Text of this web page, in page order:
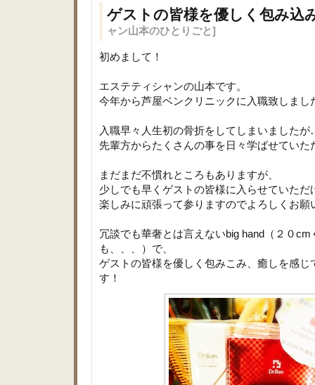
ゲストの皆様を優しく包み込
ャン山本のひとりごと]
初めまして！
エステティシャンの山本です。
今年から芦屋ベンクリニックに入職致しまし
入職早々人生初の骨折をしてしまいました
先輩方からたくさんの事を日々学ばせていた
まだまだ不慣れところもありますが、
少しでも早くゲストの皆様に入らせていただ
楽しみに頑張って参りますのでよろしくお願
冗談でも華奢とは言えないbig hand（２０cm
も、、、）で、
ゲストの皆様を優しく包みこみ、癒しを感じ
す！